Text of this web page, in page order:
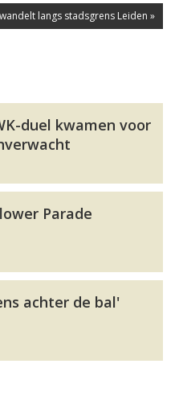
langs stadsgrens Leiden »
duel kwamen voor
Parade
achter de bal'